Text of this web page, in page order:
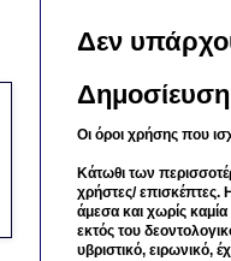
Δεν
Οι όροι χρήσης που
Κάτωθι των
χρήστες/ επισκέπτες.
άμεσα και χωρίς
εκτός του
υβριστικό, ειρωνικό,